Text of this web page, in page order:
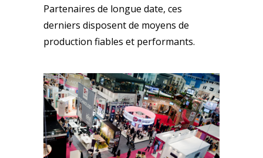
Partenaires de longue date, ces
derniers disposent de moyens de
production fiables et performants.